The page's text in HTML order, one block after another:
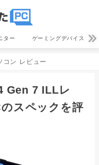
ター ゲーミングデバイス
コン レビュー
Gen 7 ILLレ
スペックを評